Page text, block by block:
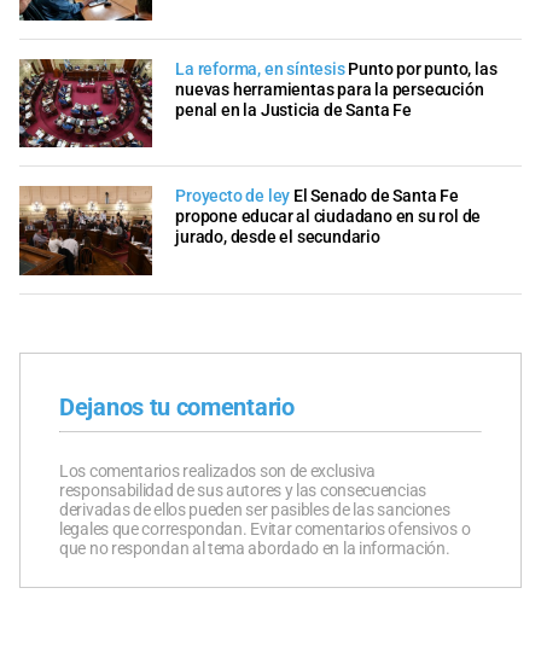
La reforma, en síntesis Punto por punto, las
nuevas herramientas para la persecución
penal en la Justicia de Santa Fe
Proyecto de ley El Senado de Santa Fe
propone educar al ciudadano en su rol de
jurado, desde el secundario
Dejanos tu comentario
Los comentarios realizados son de exclusiva
responsabilidad de sus autores y las consecuencias
derivadas de ellos pueden ser pasibles de las sanciones
legales que correspondan. Evitar comentarios ofensivos o
que no respondan al tema abordado en la información.